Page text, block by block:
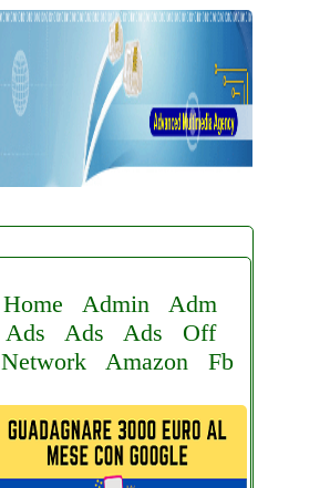
Home Admin
Adm
Ads
Ads Ads
Off
Network
Amazon Fb